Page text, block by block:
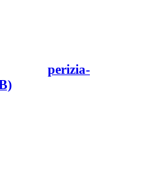
perizia-